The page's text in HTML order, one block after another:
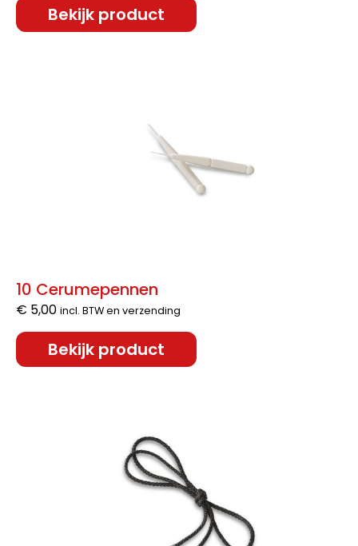
Bekijk product
10 Cerumepennen
€ 5,00 incl. BTW en verzending
Bekijk product